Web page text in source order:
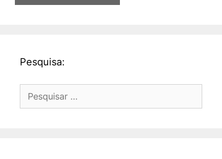
Pesquisa:
por: